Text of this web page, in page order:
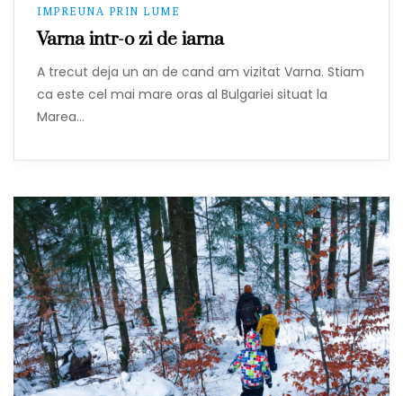
IMPREUNA PRIN LUME
Varna intr-o zi de iarna
A trecut deja un an de cand am vizitat Varna. Stiam
ca este cel mai mare oras al Bulgariei situat la
Marea…